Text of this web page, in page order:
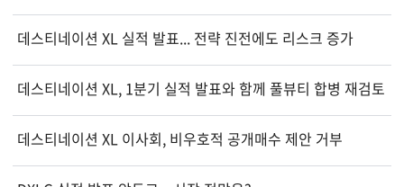
데스티네이션 XL 실적 발표... 전략 진전에도 리스크 증가
데스티네이션 XL, 1분기 실적 발표와 함께 풀뷰티 합병 재검토
데스티네이션 XL 이사회, 비우호적 공개매수 제안 거부